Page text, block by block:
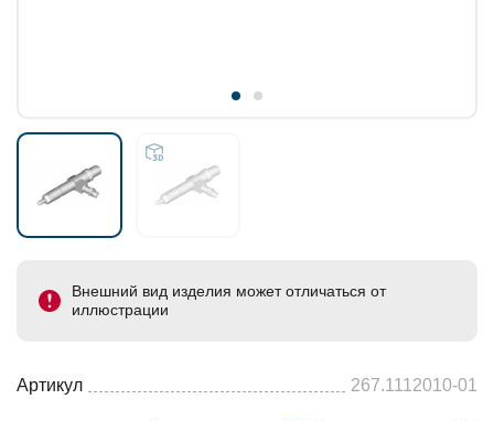
Внешний вид изделия может отличаться от
иллюстрации
Артикул 267.1112010-01